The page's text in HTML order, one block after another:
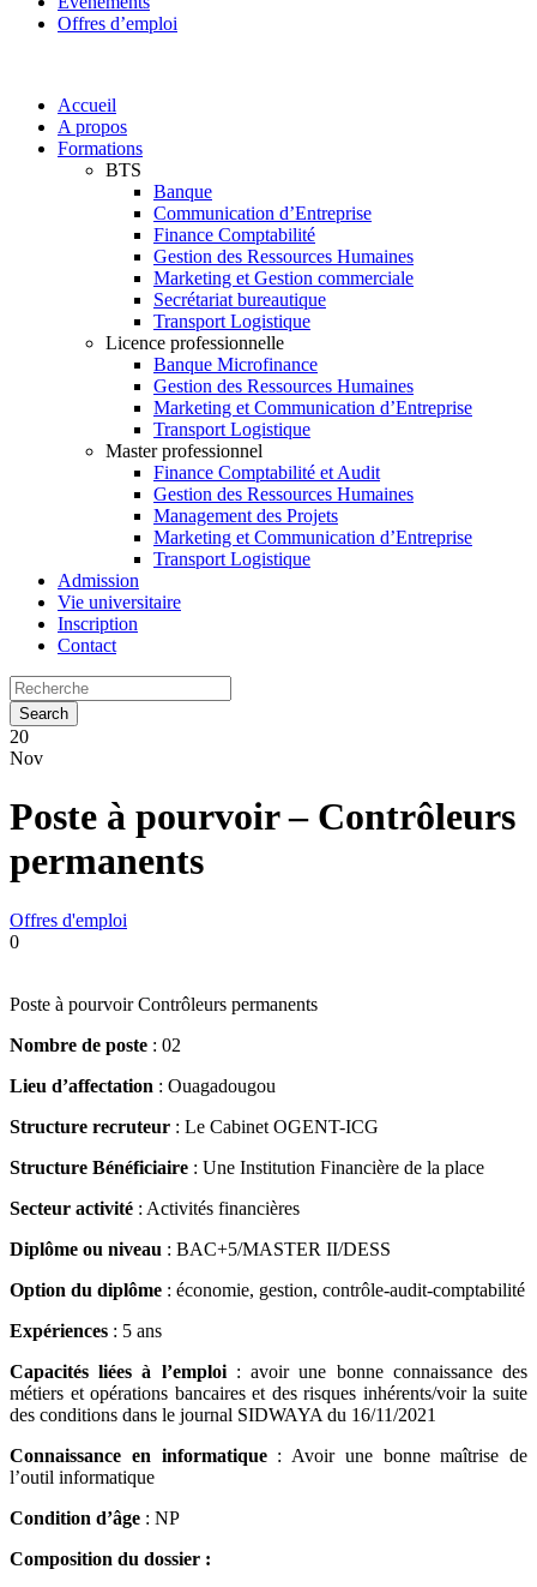
Offres d’emploi
Accueil
A propos
Formations
BTS
Banque
Communication d’Entreprise
Finance Comptabilité
Gestion des Ressources Humaines
Marketing et Gestion commerciale
Secrétariat bureautique
Transport Logistique
Licence professionnelle
Banque Microfinance
Gestion des Ressources Humaines
Marketing et Communication d’Entreprise
Transport Logistique
Master professionnel
Finance Comptabilité et Audit
Gestion des Ressources Humaines
Management des Projets
Marketing et Communication d’Entreprise
Transport Logistique
Admission
Vie universitaire
Inscription
Contact
20
Nov
Poste à pourvoir – Contrôleurs
permanents
Offres d'emploi
0
Poste à pourvoir Contrôleurs permanents
Nombre de poste : 02
Lieu d’affectation : Ouagadougou
Structure recruteur : Le Cabinet OGENT-ICG
Structure Bénéficiaire : Une Institution Financière de la place
Secteur activité : Activités financières
Diplôme ou niveau : BAC+5/MASTER II/DESS
Option du diplôme : économie, gestion, contrôle-audit-comptabilité
Expériences : 5 ans
Capacités liées à l’emploi: avoir une bonne connaissance des
métiers et opérations bancaires et des risques inhérents/voir la suite
des conditions dans le journal SIDWAYA du 16/11/2021
Connaissance en informatique: Avoir une bonne maîtrise de
l’outil informatique
Condition d’âge : NP
Composition du dossier :